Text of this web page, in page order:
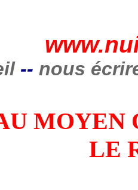
-- nous
MOYEN
LE